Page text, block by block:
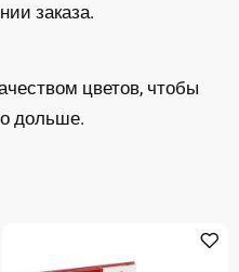
заказа.
цветов, чтобы
дольше.